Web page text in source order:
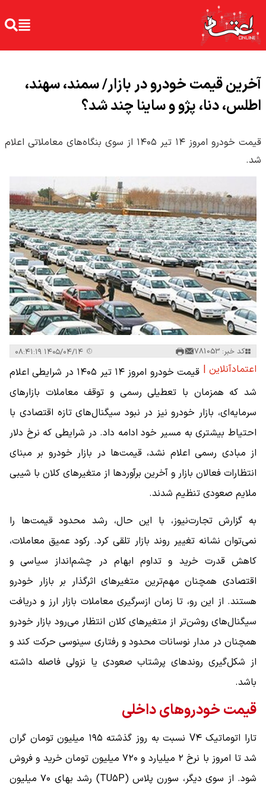
آخرین قیمت خودرو در بازار/ سمند، سهند،
اطلس، دنا، پژو و ساینا چند شد؟
قیمت خودرو امروز ۱۴ تیر ۱۴۰۵ از سوی بنگاه‌های معاملاتی اعلام
شد.
کد خبر: 781053
اعتمادآنلاین |
قیمت خودرو امروز ۱۴ تیر ۱۴۰۵ در شرایطی اعلام
شد که همزمان با تعطیلی رسمی و توقف معاملات بازارهای
سرمایه‌ای، بازار خودرو نیز در نبود سیگنال‌های تازه اقتصادی با
احتیاط بیشتری به مسیر خود ادامه داد. در شرایطی که نرخ دلار
از مبادی رسمی اعلام نشد، قیمت‌ها در بازار خودرو بر مبنای
انتظارات فعالان بازار و آخرین برآوردها از متغیرهای کلان با شیبی
ملایم صعودی تنظیم شدند.
به گزارش تجارت‌نیوز، با این حال، رشد محدود قیمت‌ها را
نمی‌توان نشانه تغییر روند بازار تلقی کرد. رکود عمیق معاملات،
کاهش قدرت خرید و تداوم ابهام در چشم‌انداز سیاسی و
اقتصادی همچنان مهم‌ترین متغیرهای اثرگذار بر بازار خودرو
هستند. از این رو، تا زمان ازسرگیری معاملات بازار ارز و دریافت
سیگنال‌های روشن‌تر از متغیرهای کلان انتظار می‌رود بازار خودرو
همچنان در مدار نوسانات محدود و رفتاری سینوسی حرکت کند و
از شکل‌گیری روندهای پرشتاب صعودی یا نزولی فاصله داشته
باشد.
قیمت خودروهای داخلی
تارا اتوماتیک V۴ نسبت به روز گذشته ۱۹۵ میلیون تومان گران
شد تا امروز با نرخ ۲ میلیارد و ۷۲۰ میلیون تومان خرید و فروش
شود. از سوی دیگر، سورن پلاس (TU۵P) رشد بهای ۷۰ میلیون